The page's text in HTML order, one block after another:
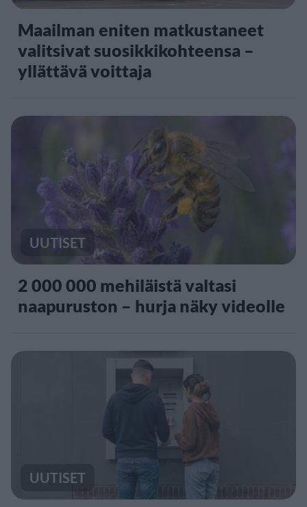
Maailman eniten matkustaneet
valitsivat suosikkikohteensa –
yllättävä voittaja
UUTISET
2 000 000 mehiläistä valtasi
naapuruston – hurja näky videolle
UUTISET